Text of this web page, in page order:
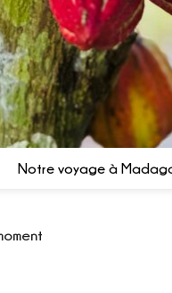
Notre voyage à